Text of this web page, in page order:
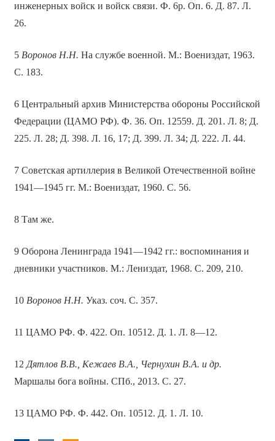
инженерных войск и войск связи. Ф. 6р. Оп. 6. Д. 87. Л.
26.
5Воронов Н.Н. На службе военной. М.: Воениздат, 1963.
С. 183.
6 Центральный архив Министерства обороны Российской
Федерации (ЦАМО РФ). Ф. 36. Оп. 12559. Д. 201. Л. 8; Д.
225. Л. 28; Д. 398. Л. 16, 17; Д. 399. Л. 34; Д. 222. Л. 44.
7 Советская артиллерия в Великой Отечественной войне
1941—1945 гг. М.: Воениздат, 1960. С. 56.
8 Там же.
9 Оборона Ленинграда 1941—1942 гг.: воспоминания и
дневники участников. М.: Лениздат, 1968. С. 209, 210.
10Воронов Н.Н. Указ. соч. С. 357.
11 ЦАМО РФ. Ф. 422. Оп. 10512. Д. 1. Л. 8—12.
12 Дятлов В.В., Кежаев В.А., Чернухин В.А. и др.
Маршалы бога войны. СПб., 2013. С. 27.
13 ЦАМО РФ. Ф. 442. Оп. 10512. Д. 1. Л. 10.